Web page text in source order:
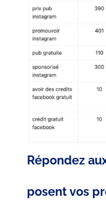
Répondez
posent vos